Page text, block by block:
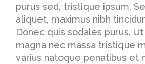
purus sed, tristique ipsum.
aliquet, maximus nibh
Donec quis sodales purus.
magna nec massa tristique
varius natoque penatibus et